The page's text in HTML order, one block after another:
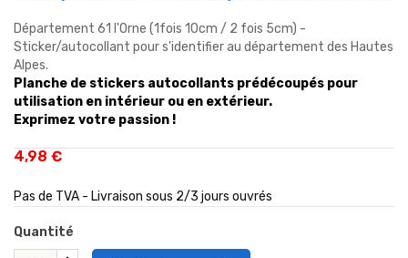
Département 61 l'Orne (1fois 10cm / 2 fois 5cm) -
Sticker/autocollant pour s'identifier au département des Hautes
Alpes.
Planche de stickers autocollants prédécoupés pour
utilisation en intérieur ou en extérieur.
Exprimez votre passion !
4,98 €
Pas de TVA - Livraison sous 2/3 jours ouvrés
Quantité